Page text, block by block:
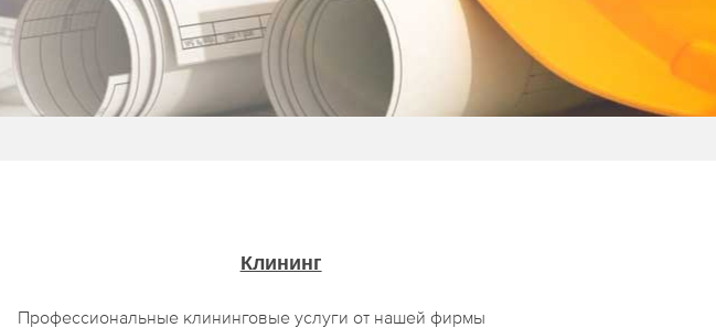
Клининг
Профессиональные клининговые услуги от нашей фирмы